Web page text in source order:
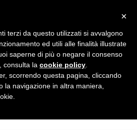
×
terzi da questo utilizzati si avvalgono
ed utili alle finalità illustrate
saperne di più o negare il consenso
consulta la cookie policy
scorrendo questa pagina, cliccando
la navigazione in altra maniera,